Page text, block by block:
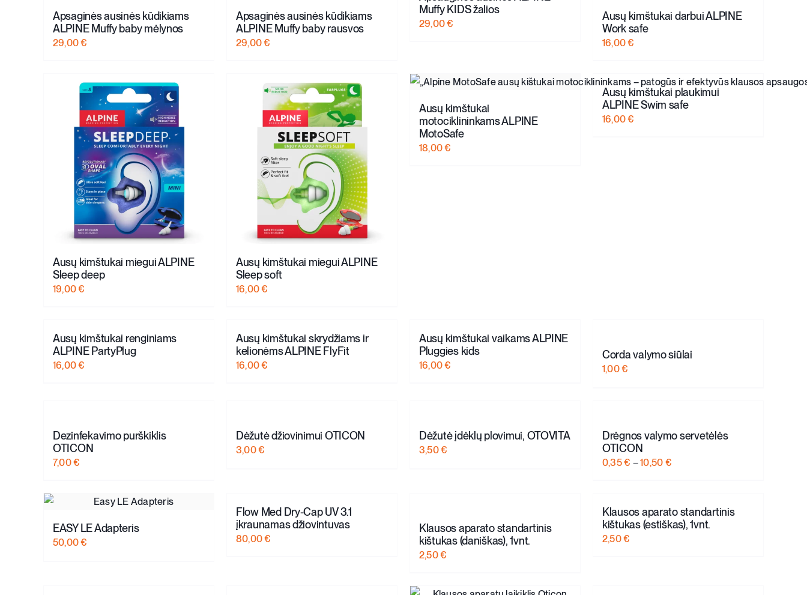
Apsaginės ausinės kūdikiams
ALPINE Muffy baby mėlynos
29,00€
Apsaginės ausinės kūdikiams
ALPINE Muffy baby rausvos
29,00€
Muffy KIDS žalios
29,00€
Ausų kimštukai darbui ALPINE
Work safe
16,00€
Ausų kimštukai miegui ALPINE
Sleep deep
19,00€
Ausų kimštukai miegui ALPINE
Sleep soft
16,00€
Ausų kimštukai
motociklininkams ALPINE
MotoSafe
18,00€
Ausų kimštukai plaukimui
ALPINE Swim safe
16,00€
Ausų kimštukai renginiams
ALPINE PartyPlug
16,00€
Ausų kimštukai skrydžiams ir
kelionėms ALPINE FlyFit
16,00€
Ausų kimštukai vaikams ALPINE
Pluggies kids
16,00€
Corda valymo siūlai
1,00€
Dezinfekavimo purškiklis
OTICON
7,00€
Dėžutė džiovinimui OTICON
3,00€
Dėžutė įdėklų plovimui, OTOVITA
3,50€
Drėgnos valymo servetėlės
OTICON
0,35€ –10,50 €Price
through
10,50 €
EASY LE Adapteris
50,00€
Flow Med Dry-Cap UV 3.1
įkraunamas džiovintuvas
80,00€
Klausos aparato standartinis
kištukas (daniškas), 1vnt.
2,50€
Klausos aparato standartinis
kištukas (estiškas), 1vnt.
2,50€